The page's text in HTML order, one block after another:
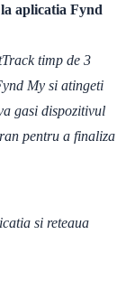
aplicatia Fynd
timp de 3
My si atingeti
gasi dispozitivul
pentru a finaliza
si reteaua